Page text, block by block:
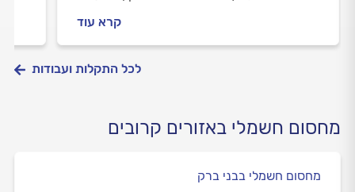
קרא עוד
לכל התקלות ועבודות
מחסום חשמלי באזורים קרובים
מחסום חשמלי בבני ברק